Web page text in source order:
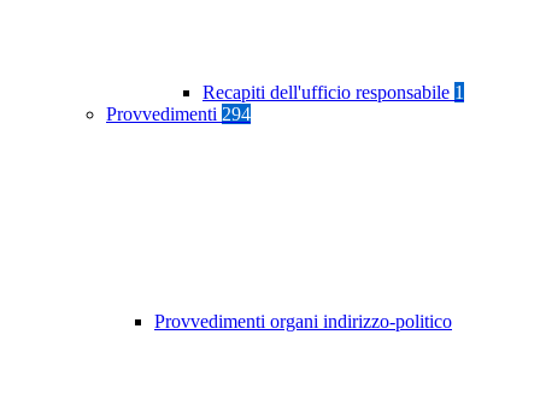
Recapiti dell'ufficio responsabile 1
Provvedimenti 294
Provvedimenti organi indirizzo-politico